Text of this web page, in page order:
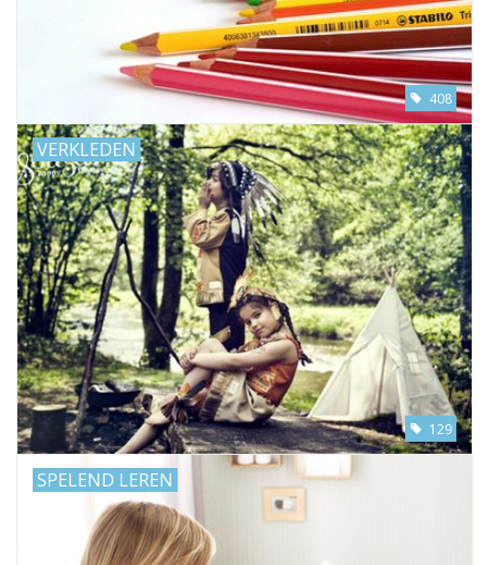
408
VERKLEDEN
129
SPELEND LEREN